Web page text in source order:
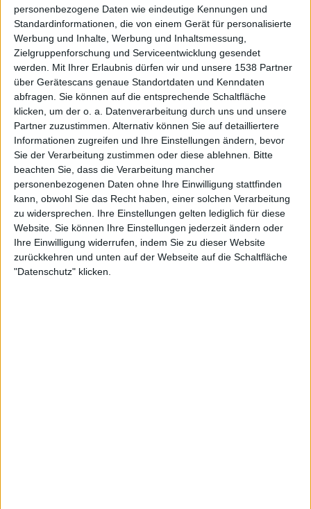
personenbezogene Daten wie eindeutige Kennungen und
Standardinformationen, die von einem Gerät für personalisierte
Werbung und Inhalte, Werbung und Inhaltsmessung,
Zielgruppenforschung und Serviceentwicklung gesendet
werden.
Mit Ihrer Erlaubnis dürfen wir und unsere 1538 Partner
über Gerätescans genaue Standortdaten und Kenndaten
abfragen. Sie können auf die entsprechende Schaltfläche
klicken, um der o. a. Datenverarbeitung durch uns und unsere
Partner zuzustimmen. Alternativ können Sie auf detailliertere
Informationen zugreifen und Ihre Einstellungen ändern, bevor
Sie der Verarbeitung zustimmen oder diese ablehnen.
Bitte
beachten Sie, dass die Verarbeitung mancher
personenbezogenen Daten ohne Ihre Einwilligung stattfinden
kann, obwohl Sie das Recht haben, einer solchen Verarbeitung
zu widersprechen. Ihre Einstellungen gelten lediglich für diese
Website. Sie können Ihre Einstellungen jederzeit ändern oder
Ihre Einwilligung widerrufen, indem Sie zu dieser Website
zurückkehren und unten auf der Webseite auf die Schaltfläche
"Datenschutz" klicken.
Da ist ein Vertrauen vorhanden – das kann man nicht eben
mal so spontan herstellen. Er weiß, wie er uns pushen
kann, aber er versucht nie, uns zu verändern. Dieses
Gleichgewicht zu haben, ist selten. Mit diesem Album hat
er etwas Tieferes angezapft. Er hat uns geholfen, die
Songs zu verfeinern, ohne die Rauheit zu verlieren. Und
die Sessions fühlen sich immer wie Familie an – gute
Energie, ehrliches Feedback und eine gemeinsame Liebe
zur Musik, die Menschen bewegt.
Mit „Roar Like Thunder“ feiert ihr eure elfte
Studioveröffentlichung. Was bedeutet die Zahl für
BUCKCHERRY und wie blickt ihr auf eure bisherige
Karriere zurück?
Elf Alben – das ist eine verdammte Reise. Es bedeutet
Resilienz. Es bedeutet, dass wir immer weiter gemacht